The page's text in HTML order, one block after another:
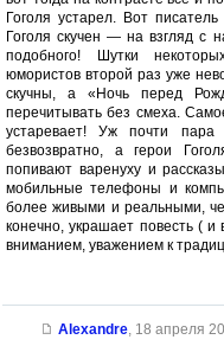
Гоголя устарел. Вот
Гоголя скучен — на взгляд с
подобного! Шутки
юмористов второй раз уже
скучны, а «Ночь перед
перечитывать без смеха.
устаревает! Уж почти
безвозвратно, а герои
попивают варенуху и
мобильные телефоны и
более живыми и реальными,
конечно, украшает повесть (
вниманием, уважением к
Alexandre, 18 апреля